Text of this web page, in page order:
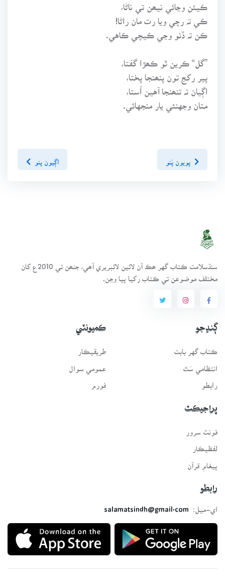
ڪيئن وڃائي نيھن تي ناڻا،
ڪي تہ رچي ويا رت مان راڻا!
ڪن تہ ڏٺو وڃي ڪيچي ڪاهي.
”گل“ ڪرين ٿو ڪھڙا گفتا،
پير رکج تون پنھنجا پختا،
اڳيان تہ تنھنجا آهين اُستا،
متان وجهنئي يار منجهائي.
پويون پَنو اڳيون پنو
سنڌسلامت ڪتاب گهر ھڪ آن لائين لائبريري آھي، جنھن تي 2010ع کان
مختلف موضوعن تي ڪتاب رکيا پيا وڃن.
ڳنڍجو
ڪتاب گهر بابت
انتظامي سَٿ
رابطو
ڪميونٽي
طريقيڪار
عمومي سوال
فورم
پراجيڪٽ
لفظيڪار
پيغامِ قرآن
رابطو
اي-ميل:
salamatsindh@gmail.com